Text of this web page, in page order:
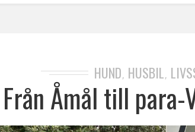
HUND, HUSBIL,
Från Åmål till